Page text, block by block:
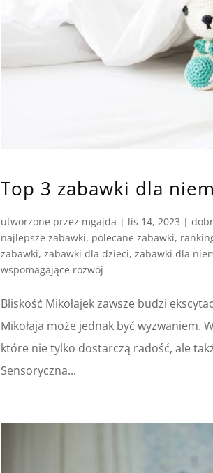
Top 3 zabawki dla
utworzone przez mgajda | lis 14, 2023 |
najlepsze zabawki, polecane zabawki,
zabawki,zabawki dla dzieci,zabawki dla
wspomagające rozwój
Bliskość Mikołajek zawsze budzi
Mikołaja może jednak być wyzwaniem.
które nie tylko dostarczą radość, ale
Sensoryczna...